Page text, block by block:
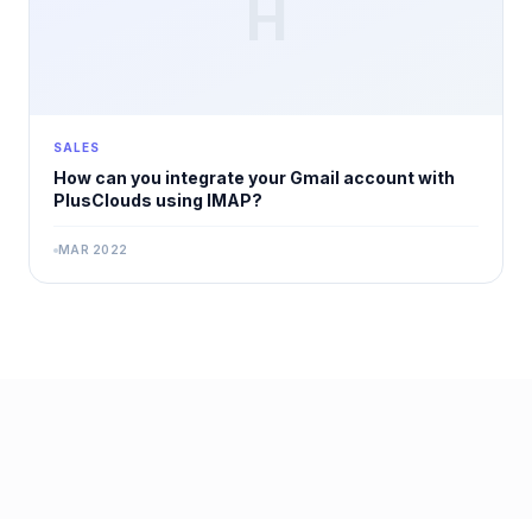
SALES
How can you integrate your Gmail account with
PlusClouds using IMAP?
MAR 2022